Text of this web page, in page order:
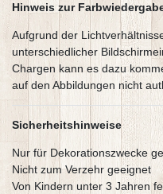
Hinweis zur
Aufgrund der
unterschiedlicher
Chargen kann es dazu
auf den Abbildungen nicht
Sicherheitshinweise
Nur für Dekorationszwecke
Nicht zum Verzehr geeignet
Von Kindern unter 3 Jahren